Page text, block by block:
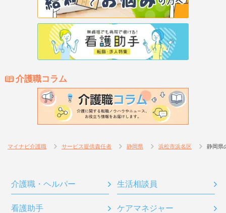
介護職コラム
マイナビ介護職 サービス提供責任者 静岡県 浜松市浜名区 静岡県
介護職・ヘルパー 生活相談員
看護助手 ケアマネジャー